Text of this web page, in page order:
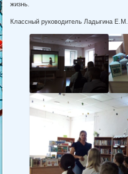
жизнь.
Классный руководитель Ладыгина Е.М.